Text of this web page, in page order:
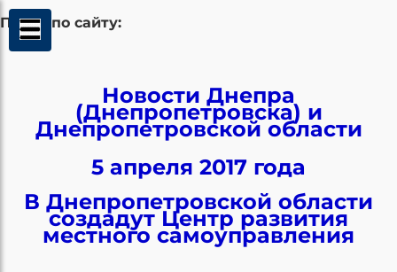
Поиск по сайту:
Новости Днепра
(Днепропетровска) и
Днепропетровской области
5 апреля 2017 года
В Днепропетровской области
создадут Центр развития
местного самоуправления